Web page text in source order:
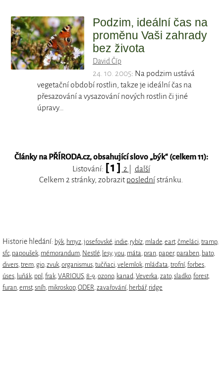
Podzim, ideální čas na
proměnu Vaši zahrady
bez života
David Číp
24. 10. 2005: Na podzim ustává
vegetační období rostlin, takze je ideální čas na
přesazování a vysazování nových rostlin či jiné
úpravy…
Články na PŘÍRODA.cz, obsahující slovo „býk“ (celkem 11):
Listování: [ 1 ] 2
další
Celkem 2 stránky, zobrazitposlednístránku.
Historie hledání: býk hmyz josefovské indie rybíz mlade eart, čmeláci tramp,
sfc, papoušek mémorandum Nestlé lesy, you máta pran paper, paraben bato,
divers trem gio, zvuk organismus tučňaci velemlok mláďata trofní, forbes
úses luňák ppl frak VARIOUS 8-9 ozono, kanad Veverka zato, sladko, forest,
furan ernst, sníh mikroskop, ODER zavařování, herbář, ridge